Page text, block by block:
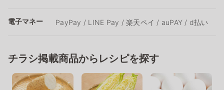
電子マネー PayPay / LINE Pay / 楽天ペイ / auPAY / d払い
チラシ掲載商品からレシピを探す